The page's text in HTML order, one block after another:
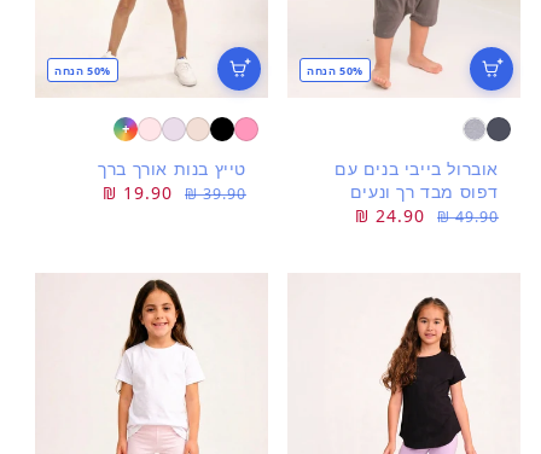
50% הנחה
אוברול בייבי בנים עם
דפוס מבד רך ונעים
מחיר
49.90 ₪
מחיר
24.90 ₪
50% הנחה
טייץ בנות אורך ברך
מחיר
39.90 ₪
מחיר
19.90 ₪
+